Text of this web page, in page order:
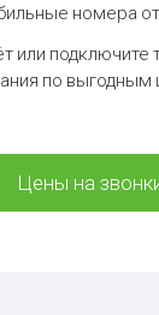
номера
или подключите
по выгодным
Цены на